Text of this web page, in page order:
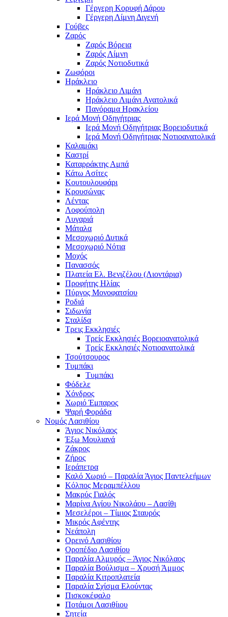
Γέργερη Κορυφή Δάρου
Γέργερη Λίμνη Διγενή
Γούβες
Ζαρός
Ζαρός Βόρεια
Ζαρός Λίμνη
Ζαρός Νοτιοδυτικά
Ζωφόροι
Ηράκλειο
Ηράκλειο Λιμάνι
Ηράκλειο Λιμάνι Ανατολικά
Πανόραμα Ηρακλείου
Ιερά Μονή Οδηγήτριας
Ιερά Μονή Οδηγήτριας Βορειοδυτικά
Ιερά Μονή Οδηγήτριας Νοτιοανατολικά
Καλαμάκι
Καστρί
Καταρράκτης Αμπά
Κάτω Ασίτες
Κουτουλουφάρι
Κρουσώνας
Λέντας
Λοφούπολη
Λυγαριά
Μάταλα
Μεσοχωριό Δυτικά
Μεσοχωριό Νότια
Μοχός
Πανασσός
Πλατεία Ελ. Βενιζέλου (Λιοντάρια)
Προφήτης Ηλίας
Πύργος Μονοφατσίου
Ροδιά
Σιδωνία
Σταλίδα
Τρεις Εκκλησιές
Τρείς Εκκλησιές Βορειοανατολικά
Τρείς Εκκλησιές Νοτιοανατολικά
Τσούτσουρος
Τυμπάκι
Τυμπάκι
Φόδελε
Χόνδρος
Χωριό Έμπαρος
Ψαρή Φοράδα
Νομός Λασιθίου
Άγιος Νικόλαος
Έξω Μουλιανά
Ζάκρος
Ζήρος
Ιεράπετρα
Καλό Χωριό – Παραλία Άγιος Παντελεήμων
Κόλπος Μεραμπέλλου
Μακρύς Γιαλός
Μαρίνα Αγίου Νικολάου – Λασίθι
Μεσελέροι – Τίμιος Σταυρός
Μικρός Αφέντης
Νεάπολη
Ορεινό Λασιθίου
Οροπέδιο Λασιθίου
Παραλία Αλμυρός – Άγιος Νικόλαος
Παραλία Βούλισμα – Χρυσή Άμμος
Παραλία Κιτροπλατεία
Παραλία Σχίσμα Ελούντας
Πισκοκέφαλο
Ποτάμοι Λασιθίιου
Σητεία